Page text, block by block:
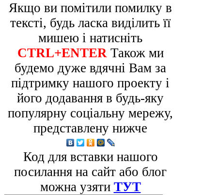
Якщо ви помітили помилку в
тексті, будь ласка виділить її
мишею і натисніть
CTRL+ENTER Також ми
будемо дуже вдячні Вам за
підтримку нашого проекту і
його додавання в будь-яку
популярну соціальну мережу,
представлену нижче
Код для вставки нашого
посилання на сайт або блог
можна узяти ТУТ